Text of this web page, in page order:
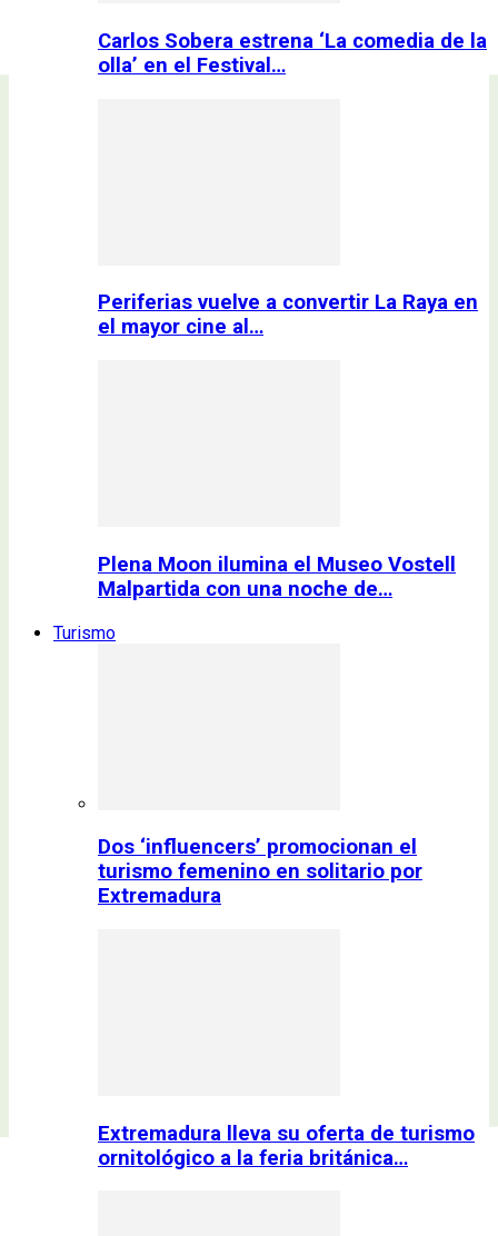
Carlos Sobera estrena ‘La comedia de la
olla’ en el Festival…
Periferias vuelve a convertir La Raya en
el mayor cine al…
Plena Moon ilumina el Museo Vostell
Malpartida con una noche de…
Turismo
Dos ‘influencers’ promocionan el
turismo femenino en solitario por
Extremadura
Extremadura lleva su oferta de turismo
ornitológico a la feria británica…